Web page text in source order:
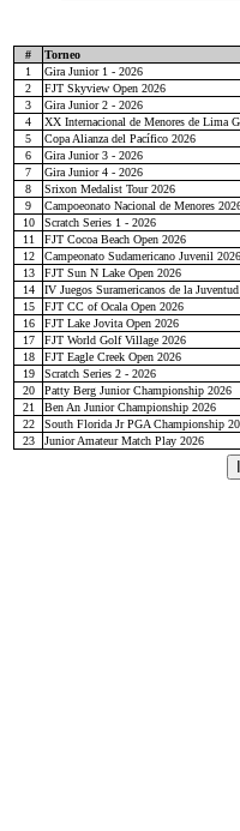
CC de
CD Las
Cuajone
Granja
G&CC
Lima GC
Los
Los Inkas
Galeria
Organización
Noticias
Equipos
Peruanos en
Golf
Torneos
Golf Femenino
Golf Menores
Ranking
Todas las